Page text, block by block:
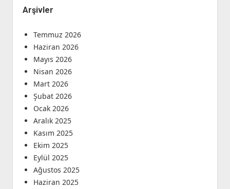
Arşivler
Temmuz 2026
Haziran 2026
Mayıs 2026
Nisan 2026
Mart 2026
Şubat 2026
Ocak 2026
Aralık 2025
Kasım 2025
Ekim 2025
Eylül 2025
Ağustos 2025
Haziran 2025